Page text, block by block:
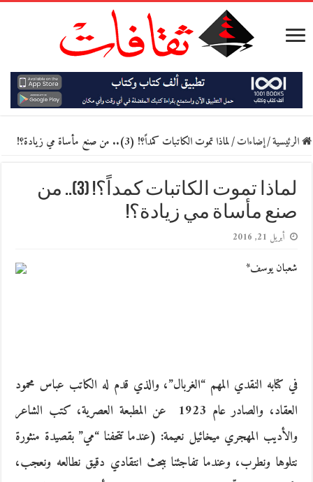
الرئيسية/إضاءات/‬لماذا تموت الكاتبات كمداً؟‮! (3).. من صنع مأساة مي زيادة؟!
‬لماذا تموت الكاتبات كمداً؟‮! (3).. من
صنع مأساة مي زيادة؟!
أبريل 21, 2016
شعبان يوسف*
في كتابه النقدي المهم‮ “‬الغربال‮”‬، والذي قدم له الكاتب عباس محمود
العقاد، والصادر عام‮ ‬1923‮ ‬ عن المطبعة العصرية، كتب الشاعر
والأديب المهجري ميخائيل نعيمة‮: (‬عندما تتحفنا‮ “‬مي” ‬بقصيدة منثورة
نتلوها ونطرب، وعندما تفاجئنا ببحث انتقادي دقيق نطالعه ونعجب،